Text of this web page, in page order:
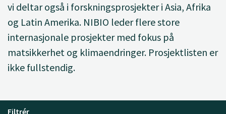
vi deltar også i forskningsprosjekter i Asia, Afrika
og Latin Amerika. NIBIO leder flere store
internasjonale prosjekter med fokus på
matsikkerhet og klimaendringer. Prosjektlisten er
ikke fullstendig.
Filtrér